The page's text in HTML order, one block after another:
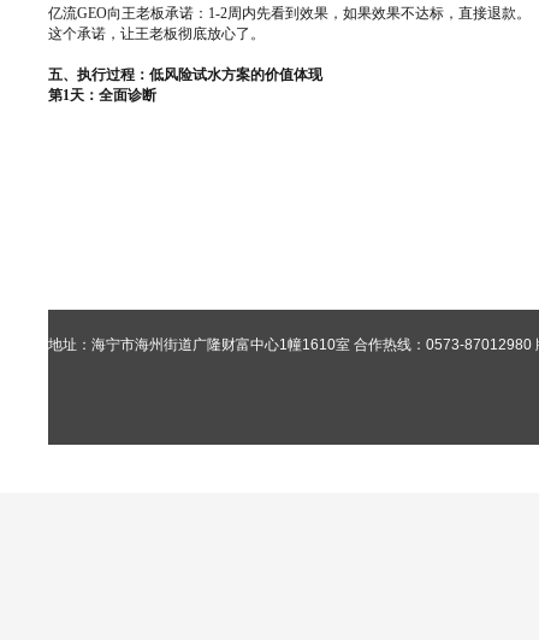
亿流GEO向王老板承诺：1-2周内先看到效果，如果效果不达标，直接退款。
这个承诺，让王老板彻底放心了。
五、执行过程：低风险试水方案的价值体现
第1天：全面诊断
地址：海宁市海州街道广隆财富中心1幢1610室 合作热线：0573-87012980